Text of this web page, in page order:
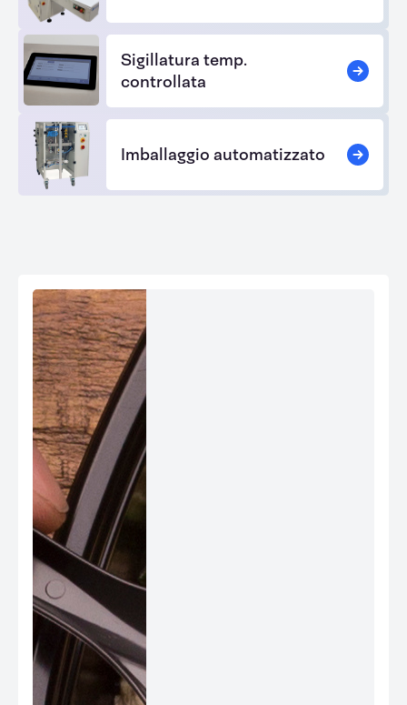
Sigillatura temp.
controllata
Imballaggio automatizzato